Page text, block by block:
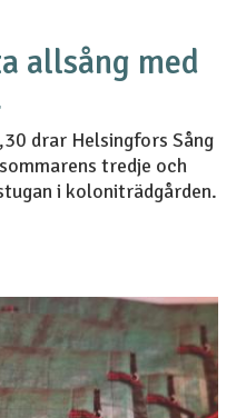
allsång med
drar Helsingfors Sång
tredje och
i koloniträdgården.